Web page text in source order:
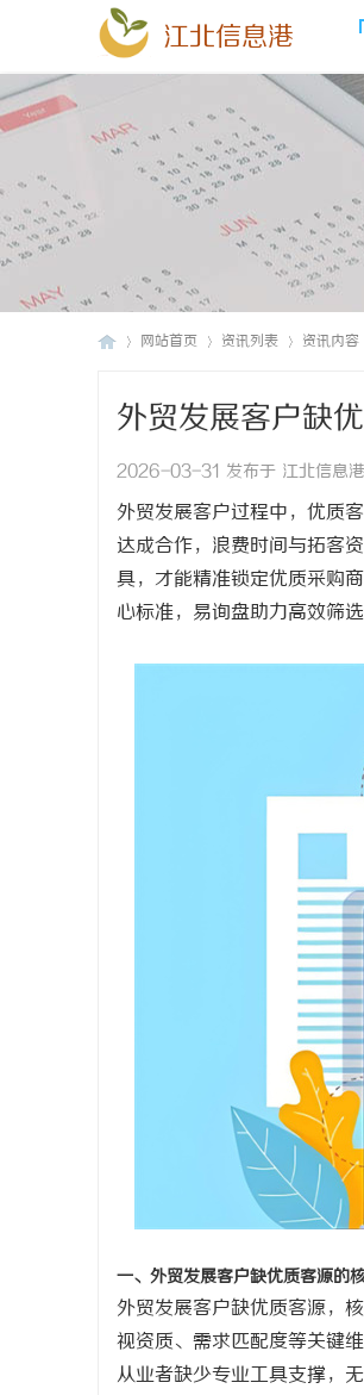
江北信息港
网站首页 资讯列表 资讯内容
外贸发展客户缺
2026-03-31 发布于 江北信息港
外贸发展客户过程中，优质
达成合作，浪费时间与拓客
具，才能精准锁定优质采购
心标准，易询盘助力高效筛
一、外贸发展客户缺优质客源的
外贸发展客户缺优质客源，
视资质、需求匹配度等关键维
从业者缺少专业工具支撑，